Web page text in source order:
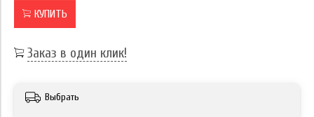
КУПИТЬ
Заказ в один клик!
Выбрать